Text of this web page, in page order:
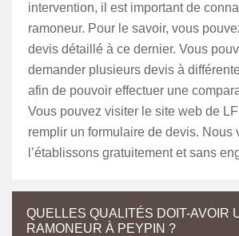
intervention, il est important de
ramoneur. Pour le savoir, vous
devis détaillé à ce dernier. Vous
demander plusieurs devis à
afin de pouvoir effectuer une
Vous pouvez visiter le site web de
remplir un formulaire de devis. Nous
l’établissons gratuitement et sans
QUELLES QUALITÉS DOIT-AVOIR
RAMONEUR À PEYPIN ?